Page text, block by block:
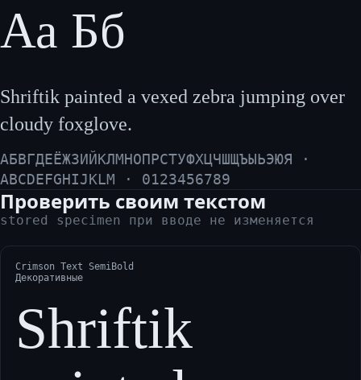
Аа Бб
Shriftik painted a vexed zebra jumping over
cloudy foxglove.
АБВГДЕЁЖЗИЙКЛМНОПРСТУФХЦЧШЩЪЫЬЭЮЯ ·
ABCDEFGHIJKLM · 0123456789
Проверить своим текстом
stored specimen при вводе не изменяется
Crimson Text SemiBold
Декоративные
Shriftik